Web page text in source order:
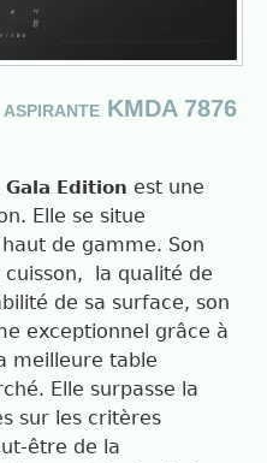
KMDA 7876
Gala Edition est une
Elle se situe
de gamme. Son
la qualité de
de sa surface, son
exceptionnel grâce à
meilleure table
Elle surpasse la
sur les critères
être de la